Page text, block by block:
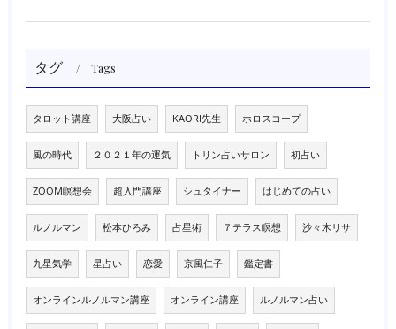
タグ Tags
タロット講座 大阪占い KAORI先生 ホロスコープ
風の時代 ２０２１年の運気 トリン占いサロン 初占い
ZOOM瞑想会 超入門講座 シュタイナー はじめての占い
ルノルマン 松本ひろみ 占星術 ７テラス瞑想 沙々木リサ
九星気学 星占い 恋愛 京風仁子 鑑定書
オンラインルノルマン講座 オンライン講座 ルノルマン占い